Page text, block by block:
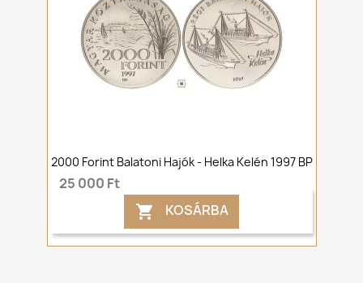
2000 Forint Balatoni Hajók - Helka Kelén 1997 BP
25 000 Ft
 KOSÁRBA